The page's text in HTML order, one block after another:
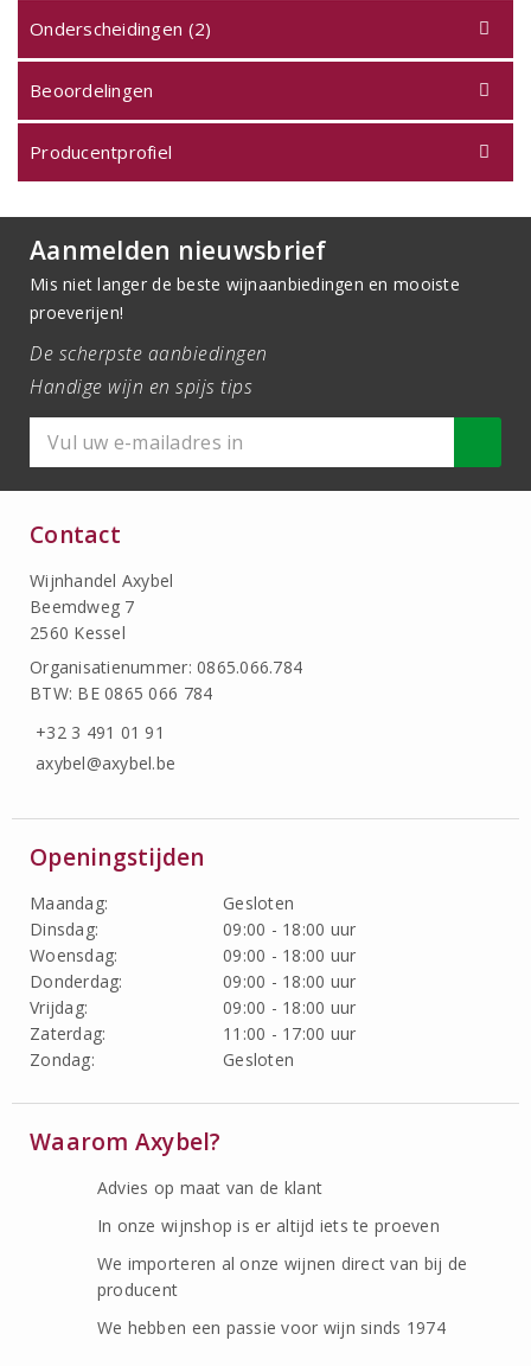
Onderscheidingen (2)
Beoordelingen
Producentprofiel
Aanmelden nieuwsbrief
Mis niet langer de beste wijnaanbiedingen en mooiste
proeverijen!
De scherpste aanbiedingen
Handige wijn en spijs tips
Contact
Wijnhandel Axybel
Beemdweg 7
2560 Kessel
Organisatienummer: 0865.066.784
BTW: BE 0865 066 784
+32 3 491 01 91
axybel@axybel.be
Openingstijden
Maandag:
Gesloten
Dinsdag:
09:00 - 18:00 uur
Woensdag:
09:00 - 18:00 uur
Donderdag:
09:00 - 18:00 uur
Vrijdag:
09:00 - 18:00 uur
Zaterdag:
11:00 - 17:00 uur
Zondag:
Gesloten
Waarom Axybel?
Advies op maat van de klant
In onze wijnshop is er altijd iets te proeven
We importeren al onze wijnen direct van bij de
producent
We hebben een passie voor wijn sinds 1974